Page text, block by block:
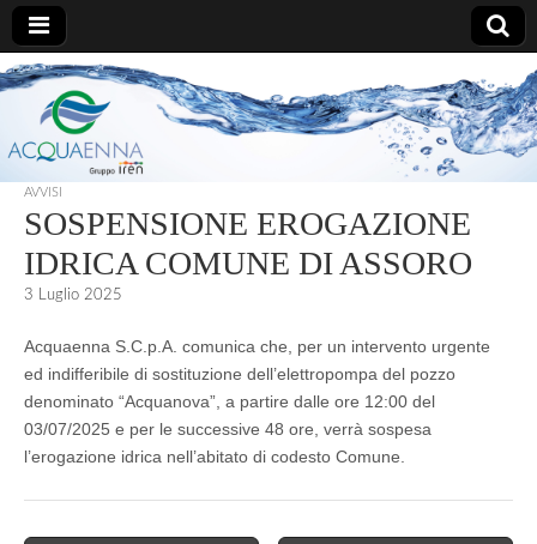
AcquaEnna
AVVISI
SOSPENSIONE EROGAZIONE
IDRICA COMUNE DI ASSORO
3 Luglio 2025
Acquaenna S.C.p.A. comunica che, per un intervento urgente
ed indifferibile di sostituzione dell’elettropompa del pozzo
denominato “Acquanova”, a partire dalle ore 12:00 del
03/07/2025 e per le successive 48 ore, verrà sospesa
l’erogazione idrica nell’abitato di codesto Comune.